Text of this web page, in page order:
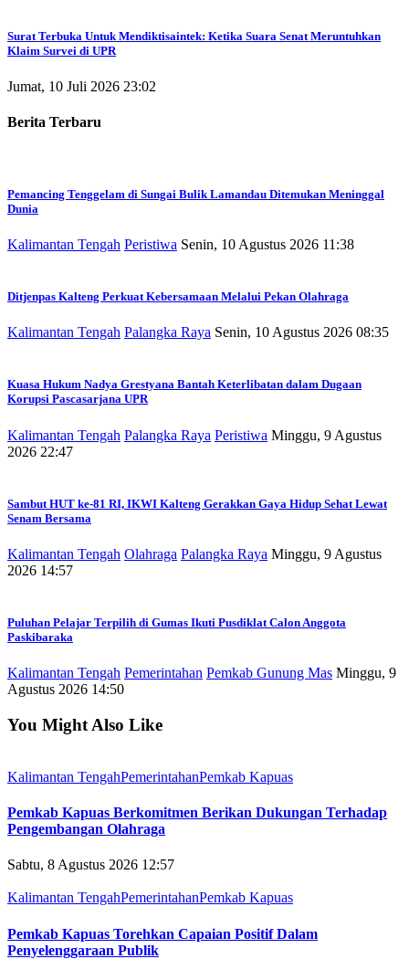
Surat Terbuka Untuk Mendiktisaintek: Ketika Suara Senat Meruntuhkan
Klaim Survei di UPR
Jumat, 10 Juli 2026 23:02
Berita Terbaru
Pemancing Tenggelam di Sungai Bulik Lamandau Ditemukan Meninggal
Dunia
Kalimantan Tengah Peristiwa Senin, 10 Agustus 2026 11:38
Ditjenpas Kalteng Perkuat Kebersamaan Melalui Pekan Olahraga
Kalimantan Tengah Palangka Raya Senin, 10 Agustus 2026 08:35
Kuasa Hukum Nadya Grestyana Bantah Keterlibatan dalam Dugaan
Korupsi Pascasarjana UPR
Kalimantan Tengah Palangka Raya Peristiwa Minggu, 9 Agustus
2026 22:47
Sambut HUT ke-81 RI, IKWI Kalteng Gerakkan Gaya Hidup Sehat Lewat
Senam Bersama
Kalimantan Tengah Olahraga Palangka Raya Minggu, 9 Agustus
2026 14:57
Puluhan Pelajar Terpilih di Gumas Ikuti Pusdiklat Calon Anggota
Paskibaraka
Kalimantan Tengah Pemerintahan Pemkab Gunung Mas Minggu, 9
Agustus 2026 14:50
You Might Also Like
Kalimantan TengahPemerintahanPemkab Kapuas
Pemkab Kapuas Berkomitmen Berikan Dukungan Terhadap
Pengembangan Olahraga
Sabtu, 8 Agustus 2026 12:57
Kalimantan TengahPemerintahanPemkab Kapuas
Pemkab Kapuas Torehkan Capaian Positif Dalam
Penyelenggaraan Publik